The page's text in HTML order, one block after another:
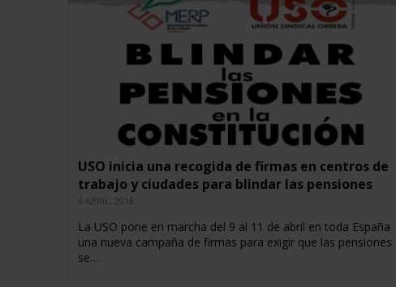
USO inicia una recogida de firmas en centros de
trabajo y ciudades para blindar las pensiones
6 ABRIL, 2018
La USO pone en marcha del 9 al 11 de abril en toda España
una nueva campaña de firmas para exigir que las pensiones
se…